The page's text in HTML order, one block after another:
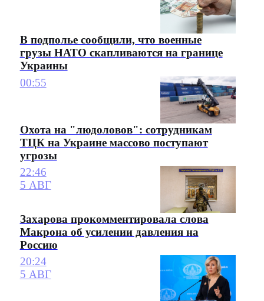
В подполье сообщили, что военные
грузы НАТО скапливаются на границе
Украины
00:55
Охота на "людоловов": сотрудникам
ТЦК на Украине массово поступают
угрозы
22:46
5 АВГ
Захарова прокомментировала слова
Макрона об усилении давления на
Россию
20:24
5 АВГ